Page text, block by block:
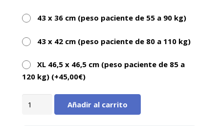
43 x 36 cm (peso paciente de 55 a 90 kg)
43 x 42 cm (peso paciente de 80 a 110 kg)
XL 46,5 x 46,5 cm (peso paciente de 85 a
120 kg) (+45,00€)
Añadir al carrito